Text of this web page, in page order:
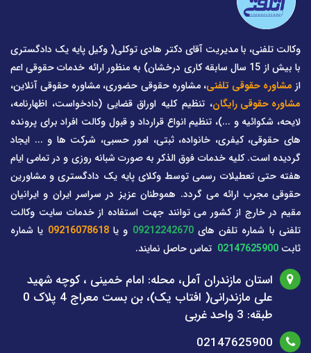
وکالت تلفنی، با مدیریت آقای دکتر هادی توکلی( وکیل پایه یک دادگستری
با بیش از 15 سال سابقه کاری درخشان) به منظور ارائه خدمات حقوقی اعم
از مشاوره حقوقی تلفنی، مشاوره حقوقی حضوری، مشاوره حقوقی آنلاین،
مشاوره حقوقی رایگان، تنظیم کلیه اوراق قضایی (دادخواست، اظهارنامه،
لایحه، شکوائیه و ...)، تنظیم انواع قرارداد و قبول وکالت افراد برای پرونده
های حقوقی، کیفری، خانواده، ثبتی، امور حسبی، شرکت ها و ... ایجاد
گردیده است. کلیه خدمات فوق الذکر به صورت شبانه روزی و در تمامی ایام
هفته حتی تعطیلات رسمی توسط وکلای پایه یک دادگستری و مشاورین
حقوقی مجرب ارائه می گردد. هموطنان عزیز در سراسر ایران و ایرانیان
مقیم در خارج از کشور می توانند جهت استفاده از خدمات سایت وکالت
تلفنی با شماره تلفن های09212242670 و یا09216078618 یا شماره
ثابت 02147625900 تماس حاصل نمایند.
استان مازندران آمل، محله: امام خمینی ، کوچه شهید
علی مازندرانی( افتاب یک)، بن بست معراج 4 پلاک 0
طبقه: 3 واحد غربی
02147625900